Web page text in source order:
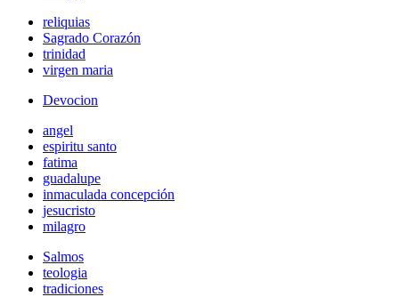
reliquias
Sagrado Corazón
trinidad
virgen maria
Devocion
angel
espiritu santo
fatima
guadalupe
inmaculada concepción
jesucristo
milagro
Salmos
teologia
tradiciones